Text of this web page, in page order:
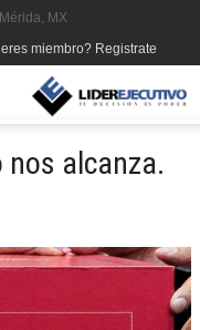
Mérida, MX
miembro? Registrate
alcanza.